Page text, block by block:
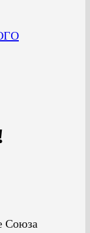
Союза